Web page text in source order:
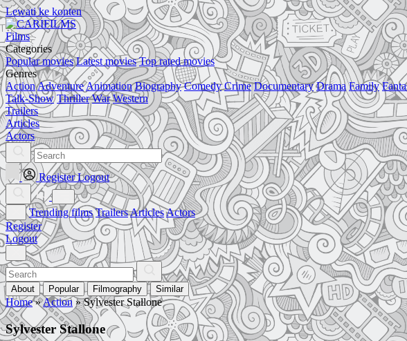
Lewati ke konten
Films
Categories
Popular movies Latest movies Top rated movies
Genres
ActionAdventureAnimation Biography Comedy Crime Documentary Drama Family
Talk-Show Thriller War Western
Trailers
Articles
Actors
Register Logout
Trending films TrailersArticlesActors
Register
Logout
About Popular Filmography Similar
Home»Action »Sylvester Stallone
Sylvester Stallone